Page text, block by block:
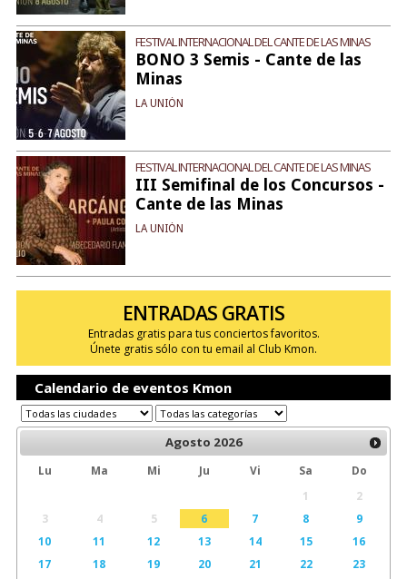
FESTIVAL INTERNACIONAL DEL CANTE DE LAS MINAS
BONO 3 Semis - Cante de las
Minas
LA UNIÓN
FESTIVAL INTERNACIONAL DEL CANTE DE LAS MINAS
III Semifinal de los Concursos -
Cante de las Minas
LA UNIÓN
ENTRADAS GRATIS
Entradas gratis para tus conciertos favoritos.
Únete gratis sólo con tu email al Club Kmon.
Calendario de eventos Kmon
Agosto 2026
Lu Ma Mi Ju Vi Sa
Do
1
2
3
4 5 6 7 8
9
10
11 12 13 14 15
16
17
18 19 20 21 22
23